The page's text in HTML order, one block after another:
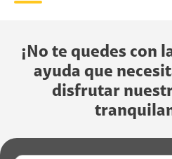
¡No te quedes con
ayuda que
disfrutar